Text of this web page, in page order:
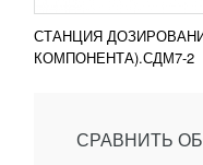
СТАНЦИЯ
КОМПОНЕНТА).СДМ7-2
СРАВНИТЬ